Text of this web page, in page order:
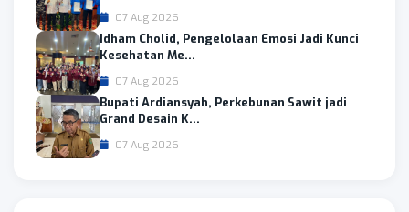
07 Aug 2026
Idham Cholid, Pengelolaan Emosi Jadi Kunci
Kesehatan Me...
07 Aug 2026
Bupati Ardiansyah, Perkebunan Sawit jadi
Grand Desain K...
07 Aug 2026